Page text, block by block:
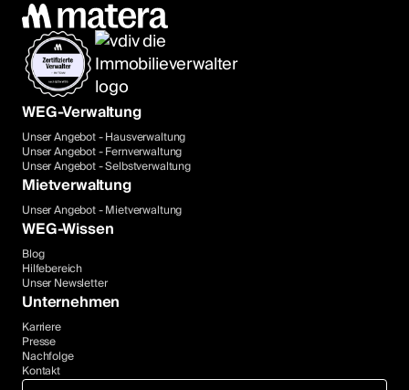
WEG-Verwaltung
Unser Angebot - Hausverwaltung
Unser Angebot - Fernverwaltung
Unser Angebot - Selbstverwaltung
Mietverwaltung
Unser Angebot - Mietverwaltung
WEG-Wissen
Blog
Hilfebereich
Unser Newsletter
Unternehmen
Karriere
Presse
Nachfolge
Kontakt